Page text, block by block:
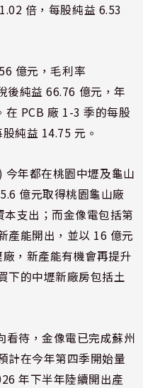
倍，每股純益 6.53
億元，毛利率
後純益 66.76 億元，年
在 PCB 廠 1-3 季的每股
純益 14.75 元。
年都在桃園中壢及龜山
億元取得桃園龜山廠
支出；而金像電包括第
產能開出，並以 16 億元
，新產能有機會再提升
下的中壢新廠房包括土
看待，金像電已完成蘇州
計在今年第四季開始量
年下半年陸續開出產